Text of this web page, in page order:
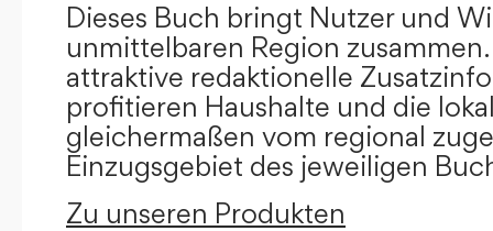
Dieses Buch bringt Nutzer und
unmittelbaren Region
attraktive redaktionelle
profitieren Haushalte und die
gleichermaßen vom regional
Einzugsgebiet des jeweiligen
Zu unseren Produkten